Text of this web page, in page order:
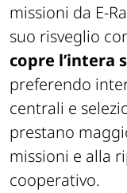
missioni da E-
suo risveglio
copre l’intera
preferendo
centrali e
prestano
missioni e alla
cooperativo.